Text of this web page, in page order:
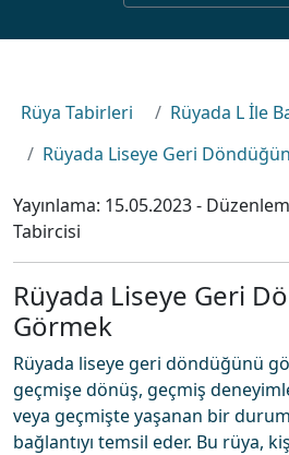
Rüya Tabirleri
Rüyada L İle
Rüyada Liseye Geri
Yayınlama: 15.05.2023-
Tabircisi
Rüyada Liseye Geri
Görmek
Rüyada liseye geri döndüğünü
geçmişe dönüş, geçmiş
veya geçmişte yaşanan bir
bağlantıyı temsil eder. Bu rüya,